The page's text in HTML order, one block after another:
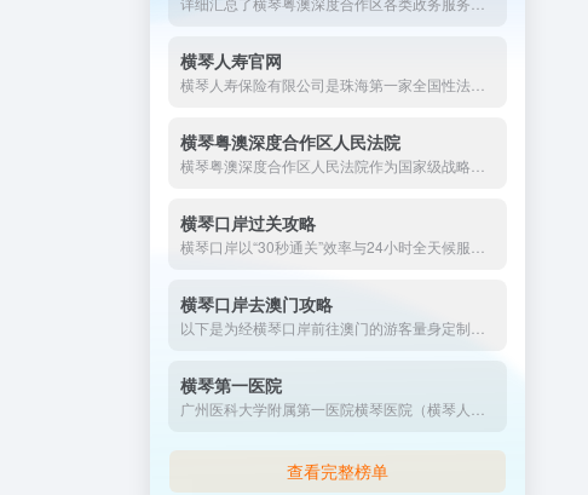
横琴人寿官网
横琴粤澳深度合作区人民法院
横琴口岸过关攻略
横琴口岸去澳门攻略
横琴第一医院
查看完整榜单